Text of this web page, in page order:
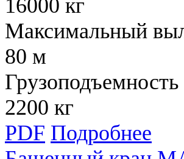
16000 кг
Максимальный
80 м
2200 кг
PDF Подробнее